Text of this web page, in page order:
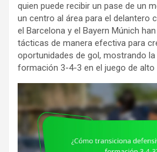
quien puede recibir un pase de un
un centro al área para el delantero
el Barcelona y el Bayern Múnich
tácticas de manera efectiva para
oportunidades de gol, mostrando
formación 3-4-3 en el juego de alto